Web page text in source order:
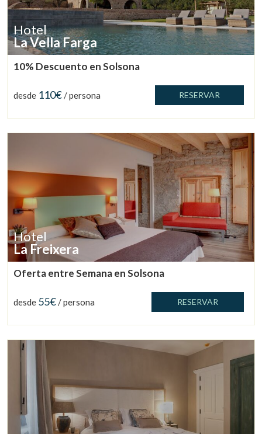
Gestionar mi reserva
Verificar localizador
Hotel
La Vella Farga
10% Descuento en Solsona
desde 110€/ persona RESERVAR
Hotel
La Freixera
Oferta entre Semana en Solsona
desde 55€/ persona RESERVAR